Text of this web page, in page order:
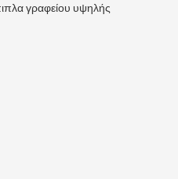
γραφείου υψηλής